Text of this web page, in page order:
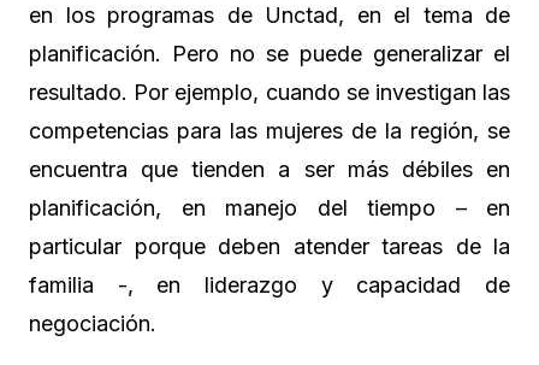
en los programas de Unctad, en el tema de
planificación. Pero no se puede generalizar el
resultado. Por ejemplo, cuando se investigan las
competencias para las mujeres de la región, se
encuentra que tienden a ser más débiles en
planificación, en manejo del tiempo – en
particular porque deben atender tareas de la
familia -, en liderazgo y capacidad de
negociación.